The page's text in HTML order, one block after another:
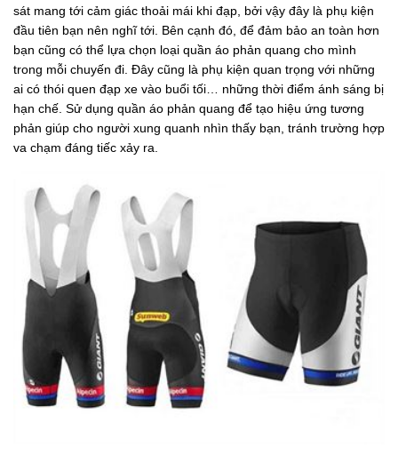
sát mang tới cảm giác thoải mái khi đạp, bởi vậy đây là phụ kiện
đầu tiên bạn nên nghĩ tới. Bên cạnh đó, để đảm bảo an toàn hơn
bạn cũng có thể lựa chọn loại quần áo phản quang cho mình
trong mỗi chuyến đi. Đây cũng là phụ kiện quan trọng với những
ai có thói quen đạp xe vào buổi tối… những thời điểm ánh sáng bị
hạn chế. Sử dụng quần áo phản quang để tạo hiệu ứng tương
phản giúp cho người xung quanh nhìn thấy bạn, tránh trường hợp
va chạm đáng tiếc xảy ra.